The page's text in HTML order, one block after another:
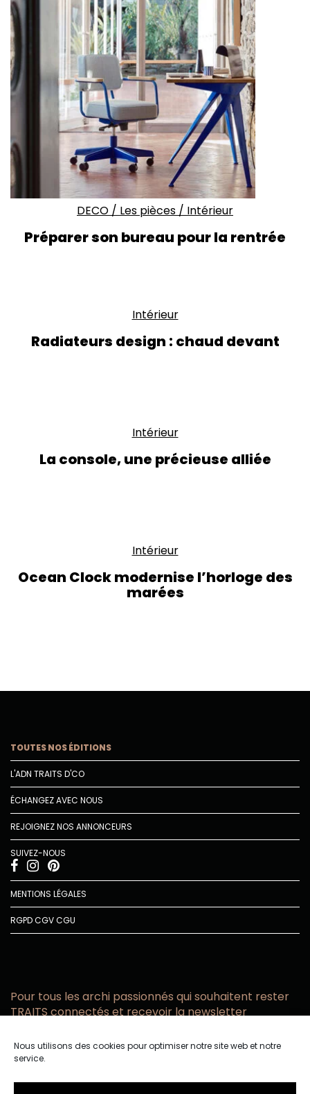
Nous utilisons des cookies pour optimiser notre site web et notre
service.
DECO / Les pièces / Intérieur
Préparer son bureau pour la rentrée
Intérieur
Radiateurs design : chaud devant
Intérieur
La console, une précieuse alliée
Intérieur
Ocean Clock modernise l’horloge des
marées
TOUTES NOS ÉDITIONS
L'ADN TRAITS D'CO
ÉCHANGEZ AVEC NOUS
REJOIGNEZ NOS ANNONCEURS
SUIVEZ-NOUS
MENTIONS LÉGALES
RGPDCGVCGU
Pour tous les archi passionnés qui souhaitent rester
TRAITS connectés et recevoir la newsletter
email
confidentialité.